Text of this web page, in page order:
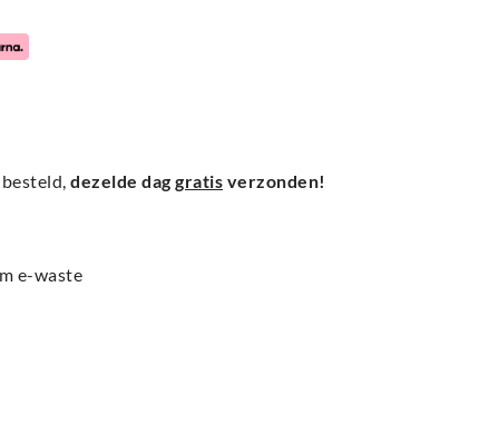
besteld,dezelde daggratis verzonden!
e-waste